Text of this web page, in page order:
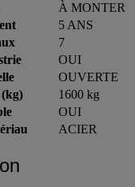
À MONTER
5 ANS
7
OUI
OUVERTE
1600 kg
OUI
ACIER